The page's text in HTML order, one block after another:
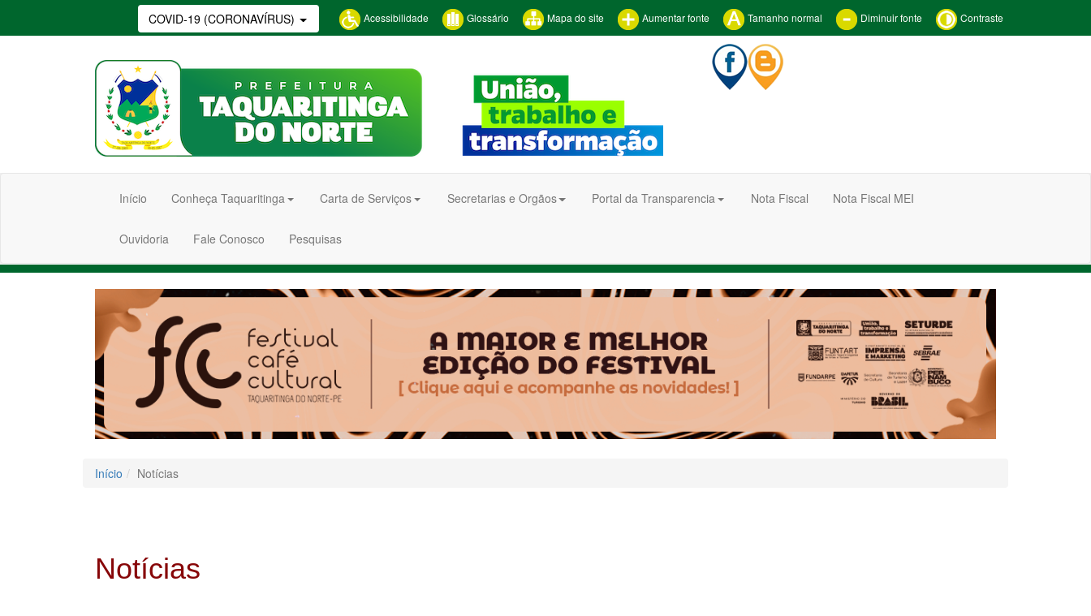
COVID-19 (CORONAVÍRUS) Acessibilidade Glossário Mapa do site Aumentar fonte Tamanho normal Diminuir fonte Contraste
Início Conheça Taquaritinga Carta de Serviços Secretarias e Orgãos Portal da Transparencia Nota Fiscal Nota Fiscal MEI
Ouvidoria Fale Conosco Pesquisas
Início Notícias
Notícias